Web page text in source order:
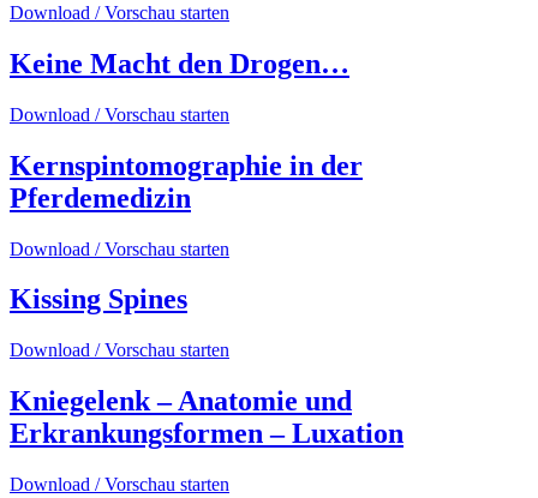
Download / Vorschau starten
Keine Macht den Drogen…
Download / Vorschau starten
Kernspintomographie in der
Pferdemedizin
Download / Vorschau starten
Kissing Spines
Download / Vorschau starten
Kniegelenk – Anatomie und
Erkrankungsformen – Luxation
Download / Vorschau starten